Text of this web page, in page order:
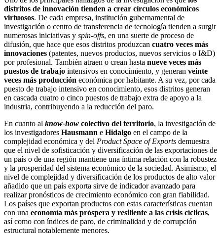
distritos de innovación tienden a crear círculos económicos
virtuosos. De cada empresa, institución gubernamental de
investigación o centro de transferencia de tecnología tienden a surgir
numerosas iniciativas y spin-offs, en una suerte de proceso de
difusión, que hace que esos distritos produzcan cuatro veces más
innovaciones (patentes, nuevos productos, nuevos servicios o I&D)
por profesional. También atraen o crean hasta nueve veces más
puestos de trabajo intensivos en conocimiento, y generan veinte
veces más producción económica por habitante. A su vez, por cada
puesto de trabajo intensivo en conocimiento, esos distritos generan
en cascada cuatro o cinco puestos de trabajo extra de apoyo a la
industria, contribuyendo a la reducción del paro.
En cuanto al know-how colectivo del territorio, la investigación de
los investigadores Hausmann e Hidalgo en el campo de la
complejidad económica y del Product Space of Exports demuestra
que el nivel de sofisticación y diversificación de las exportaciones de
un país o de una región mantiene una íntima relación con la robustez
y la prosperidad del sistema económico de la sociedad. Asimismo, el
nivel de complejidad y diversificación de los productos de alto valor
añadido que un país exporta sirve de indicador avanzado para
realizar pronósticos de crecimiento económico con gran fiabilidad.
Los países que exportan productos con estas características cuentan
con una economía más próspera y resiliente a las crisis cíclicas,
así como con índices de paro, de criminalidad y de corrupción
estructural notablemente menores.